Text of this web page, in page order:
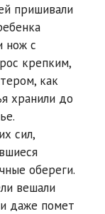
пришивали
нож с
крепким,
как
хранили до
сил,
обереги.
вешали
даже помет